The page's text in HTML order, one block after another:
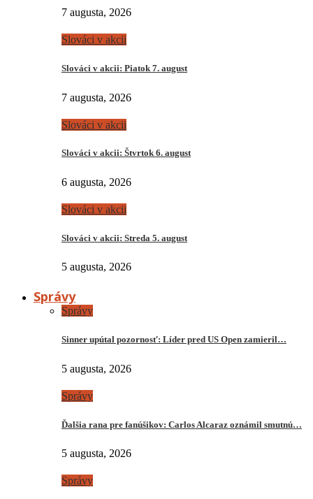
7 augusta, 2026
Slováci v akcii
Slováci v akcii: Piatok 7. august
7 augusta, 2026
Slováci v akcii
Slováci v akcii: Štvrtok 6. august
6 augusta, 2026
Slováci v akcii
Slováci v akcii: Streda 5. august
5 augusta, 2026
Správy
Správy
Sinner upútal pozornosť: Líder pred US Open zamieril…
5 augusta, 2026
Správy
Ďalšia rana pre fanúšikov: Carlos Alcaraz oznámil smutnú…
5 augusta, 2026
Správy